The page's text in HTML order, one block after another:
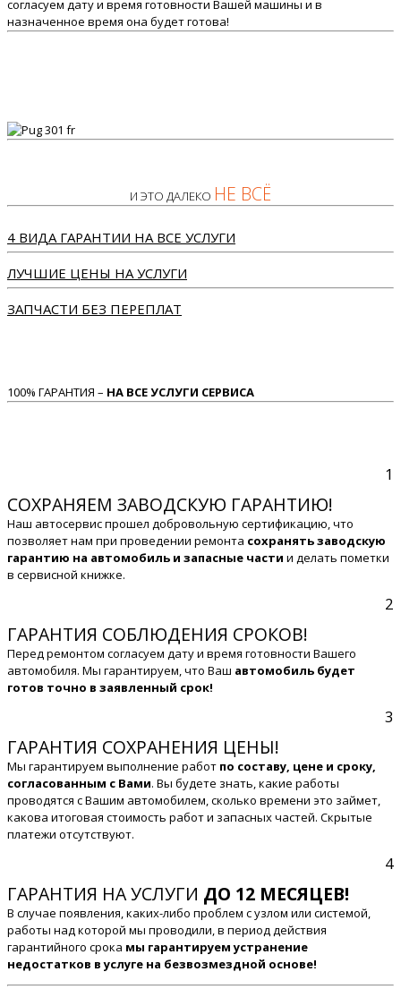
согласуем дату и время готовности Вашей машины и в
назначенное время она будет готова!
И ЭТО ДАЛЕКО НЕ ВСЁ
4 ВИДА ГАРАНТИИ НА ВСЕ УСЛУГИ
ЛУЧШИЕ ЦЕНЫ НА УСЛУГИ
ЗАПЧАСТИ БЕЗ ПЕРЕПЛАТ
100% ГАРАНТИЯ – НА ВСЕ УСЛУГИ СЕРВИСА
1
СОХРАНЯЕМ ЗАВОДСКУЮ ГАРАНТИЮ!
Наш автосервис прошел добровольную сертификацию, что
позволяет нам при проведении ремонта сохранять заводскую
гарантию на автомобиль и запасные части и делать пометки
в сервисной книжке.
2
ГАРАНТИЯ СОБЛЮДЕНИЯ СРОКОВ!
Перед ремонтом согласуем дату и время готовности Вашего
автомобиля. Мы гарантируем, что Ваш автомобиль будет
готов точно в заявленный срок!
3
ГАРАНТИЯ СОХРАНЕНИЯ ЦЕНЫ!
Мы гарантируем выполнение работ по составу, цене и сроку,
согласованным с Вами. Вы будете знать, какие работы
проводятся с Вашим автомобилем, сколько времени это займет,
какова итоговая стоимость работ и запасных частей. Скрытые
платежи отсутствуют.
4
ГАРАНТИЯ НА УСЛУГИ ДО 12 МЕСЯЦЕВ!
В случае появления, каких-либо проблем с узлом или системой,
работы над которой мы проводили, в период действия
гарантийного срока мы гарантируем устранение
недостатков в услуге на безвозмездной основе!